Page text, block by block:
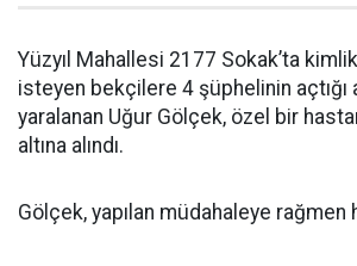
Yüzyıl Mahallesi 2177 Sokak’ta
isteyen bekçilere 4 şüphelinin açtığı
yaralanan Uğur Gölçek, özel bir
altına alındı.
Gölçek, yapılan müdahaleye rağmen